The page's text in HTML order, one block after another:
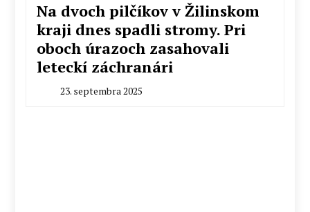
Na dvoch pilčíkov v Žilinskom
kraji dnes spadli stromy. Pri
oboch úrazoch zasahovali
leteckí záchranári
23. septembra 2025